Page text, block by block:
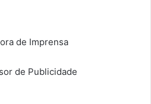
de Imprensa
de Publicidade